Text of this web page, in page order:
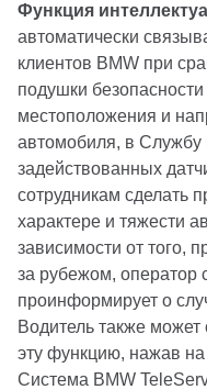
Функция
автоматически
клиентов BMW при
подушки
местоположения и
автомобиля, в Службу
задействованных
сотрудникам сделать
характере и тяжести
зависимости от того,
за рубежом, оператор
проинформирует о
Водитель также может
эту функцию, нажав на
Система BMW